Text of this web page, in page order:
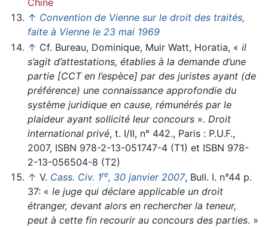
↑ Convention de Vienne sur le droit des traités,
faite à Vienne le 23 mai 1969
↑ Cf. Bureau, Dominique, Muir Watt, Horatia, « il
s’agit d’attestations, établies à la demande d’une
partie [CCT en l’espèce] par des juristes ayant (de
préférence) une connaissance approfondie du
système juridique en cause, rémunérés par le
plaideur ayant sollicité leur concours». Droit
international privé, t. I/II, n° 442., Paris : P.U.F.,
2007, ISBN 978-2-13-051747-4 (T1) et ISBN 978-
2-13-056504-8 (T2)
↑ V. Cass. Civ. 1re, 30 janvier 2007, Bull. I. n°44 p.
37: « le juge qui déclare applicable un droit
étranger, devant alors en rechercher la teneur,
peut à cette fin recourir au concours des parties. »